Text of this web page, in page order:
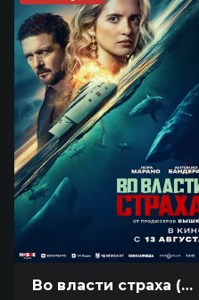
Во власти страха (18+)